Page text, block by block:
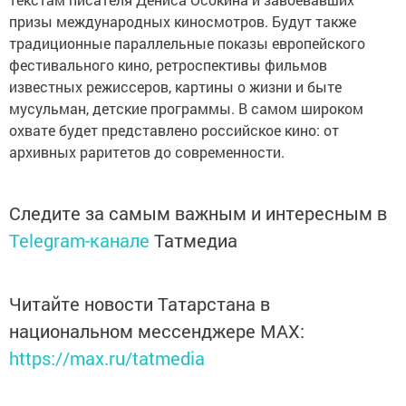
призы международных киносмотров. Будут также
традиционные параллельные показы европейского
фестивального кино, ретроспективы фильмов
известных режиссеров, картины о жизни и быте
мусульман, детские программы. В самом широком
охвате будет представлено российское кино: от
архивных раритетов до современности.
Следите за самым важным и интересным в
Telegram-канале Татмедиа
Читайте новости Татарстана в
национальном мессенджере MАХ:
https://max.ru/tatmedia